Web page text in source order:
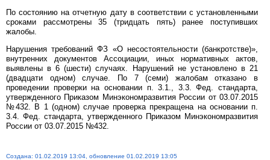
По состоянию на отчетную дату в соответствии с установленными
сроками рассмотрены 35 (тридцать пять) ранее поступивших
жалобы.
Нарушения требований ФЗ «О несостоятельности (банкротстве)»,
внутренних документов Ассоциации, иных нормативных актов,
выявлены в 6 (шести) случаях. Нарушений не установлено в 21
(двадцати одном) случае. По 7 (семи) жалобам отказано в
проведении проверки на основании п. 3.1., 3.3. Фед. стандарта,
утвержденного Приказом Минэкономразвития России от 03.07.2015
№432. В 1 (одном) случае проверка прекращена на основании п.
3.4. Фед. стандарта, утвержденного Приказом Минэкономразвития
России от 03.07.2015 №432.
Создана: 01.02.2019 13:04, обновление 01.02.2019 13:05